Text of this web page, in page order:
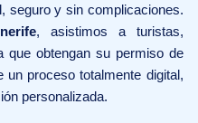
seguro y sin complicaciones.
, asistimos a turistas,
que obtengan su permiso de
un proceso totalmente digital,
personalizada.